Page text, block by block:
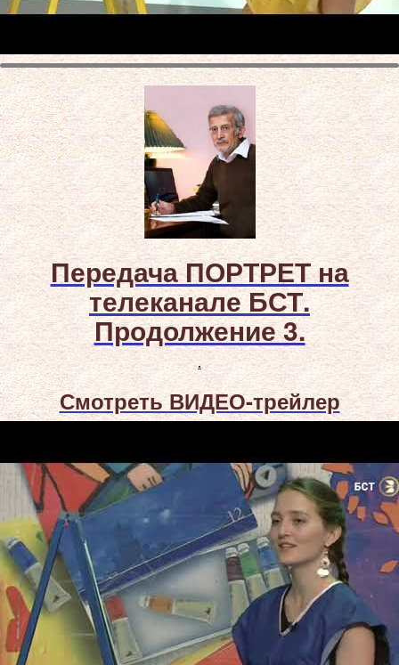
Передача ПОРТРЕТ на
телеканале БСТ.
Продолжение 3.
.
Смотреть ВИДЕО-трейлер